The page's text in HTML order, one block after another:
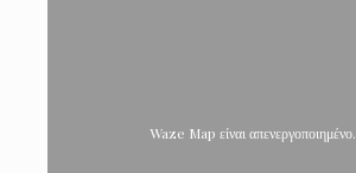
Waze Map είναι απενεργοποιημένο.